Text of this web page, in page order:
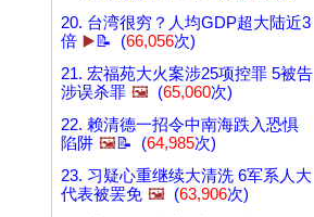
20. 台湾很穷？人均GDP超大陆近3
倍 ▶️📝 (66,056次)
21. 宏福苑大火案涉25项控罪 5被告
涉误杀罪 🖼️ (65,060次)
22. 赖清德一招令中南海跌入恐惧
陷阱 🖼️📝 (64,985次)
23. 习疑心重继续大清洗 6军系人大
代表被罢免 🖼️ (63,906次)